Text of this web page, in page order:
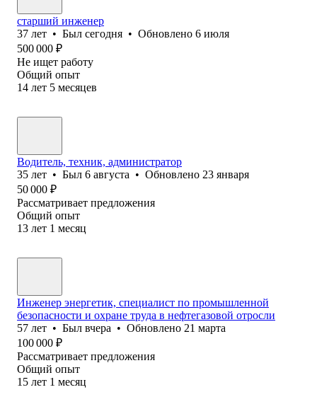
старший инженер
37 лет • Был сегодня • Обновлено 6 июля
500 000 ₽
Не ищет работу
Общий опыт
14 лет 5 месяцев
Водитель, техник, администратор
35 лет • Был 6 августа • Обновлено 23 января
50 000 ₽
Рассматривает предложения
Общий опыт
13 лет 1 месяц
Инженер энергетик, специалист по промышленной
безопасности и охране труда в нефтегазовой отросли
57 лет • Был вчера • Обновлено 21 марта
100 000 ₽
Рассматривает предложения
Общий опыт
15 лет 1 месяц